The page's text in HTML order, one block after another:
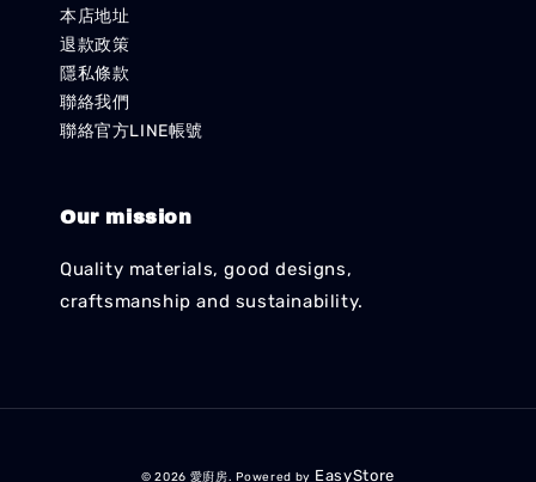
本店地址
退款政策
隱私條款
聯絡我們
聯絡官方LINE帳號
Our mission
Quality materials, good designs,
craftsmanship and sustainability.
© 2026 愛廚房. Powered by EasyStore